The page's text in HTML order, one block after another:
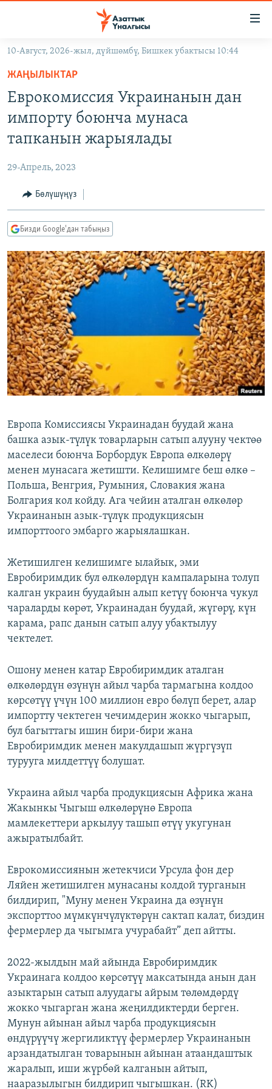
Навигацияга
өтүңүз
Издөөгө
салыңызКЫРГЫЗСТАН
МАДАНИЯТ
ДҮЙНӨ
УКРАИНА
ТВ ПРОГРАММАЛАР
БҮГҮН АЗАТТЫКТА
ДАНИСТЕ
ЭЖЕ-СИҢДИЛЕР
АЗАТТЫК+
ЫҢГАЙСЫЗ СУРООЛОР
ПОДКАСТ
Русский
ОНЛАЙН ШЕРИНЕ
ЭЕ/АРнун бардык сайттары
10-Август, 2026-жыл, дүйшөмбү, Бишкек убактысы 10:44
ЖАҢЫЛЫКТАР
Еврокомиссия Украинанын дан
импорту боюнча мунаса
тапканын жарыялады
29-Апрель, 2023
Бөлүшүңүз
Бизди Google'дан табыңыз
Европа Комиссиясы Украинадан буудай жана
башка азык-түлүк товарларын сатып алууну чектөө
маселеси боюнча Борбордук Европа өлкөлөрү
менен мунасага жетишти. Келишимге беш өлкө –
Польша, Венгрия, Румыния, Словакия жана
Болгария кол койду. Ага чейин аталган өлкөлөр
Украинанын азык-түлүк продукциясын
импорттоого эмбарго жарыялашкан.
Жетишилген келишимге ылайык, эми
Евробиримдик бул өлкөлөрдүн кампаларына толуп
калган украин буудайын алып кетүү боюнча чукул
чараларды көрөт, Украинадан буудай, жүгөрү, күн
карама, рапс данын сатып алуу убактылуу
чектелет.
Ошону менен катар Евробиримдик аталган
өлкөлөрдүн өзүнүн айыл чарба тармагына колдоо
көрсөтүү үчүн 100 миллион евро бөлүп берет, алар
импортту чектеген чечимдерин жокко чыгарып,
бул багыттагы ишин бири-бири жана
Евробиримдик менен макулдашып жүргүзүп
турууга милдеттүү болушат.
Украина айыл чарба продукциясын Африка жана
Жакынкы Чыгыш өлкөлөрүнө Европа
мамлекеттери аркылуу ташып өтүү укугунан
ажыратылбайт.
Еврокомиссиянын жетекчиси Урсула фон дер
Ляйен жетишилген мунасаны колдой турганын
билдирип, "Муну менен Украина да өзүнүн
экспорттоо мүмкүнчүлүктөрүн сактап калат, биздин
фермерлер да чыгымга учурабайт” деп айтты.
2022-жылдын май айында Евробиримдик
Украинага колдоо көрсөтүү максатында анын дан
азыктарын сатып алуудагы айрым төлөмдөрдү
жокко чыгарган жана жеңилдиктерди берген.
Мунун айынан айыл чарба продукциясын
өндүрүүчү жергиликтүү фермерлер Украинанын
арзандатылган товарынын айынан атаандаштык
жаралып, иши жүрбөй калганын айтып,
нааразылыгын билдирип чыгышкан. (RK)